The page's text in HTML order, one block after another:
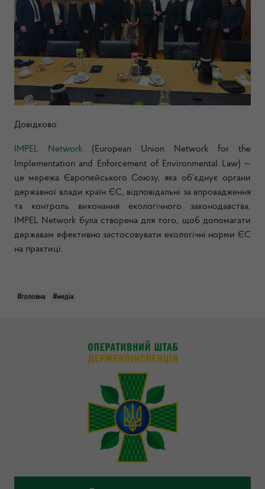
Довідково
IMPEL Network (European Union Network for the
Implementation and Enforcement of Environmental Law) —
це мережа Європейського Союзу, яка об’єднує органи
державної влади країн ЄС, відповідальні за впровадження
та контроль виконання екологічного законодавства.
IMPEL Network була створена для того, щоб допомагати
державам ефективно застосовувати екологічні норми ЄС
на практиці.
#головна #медіа